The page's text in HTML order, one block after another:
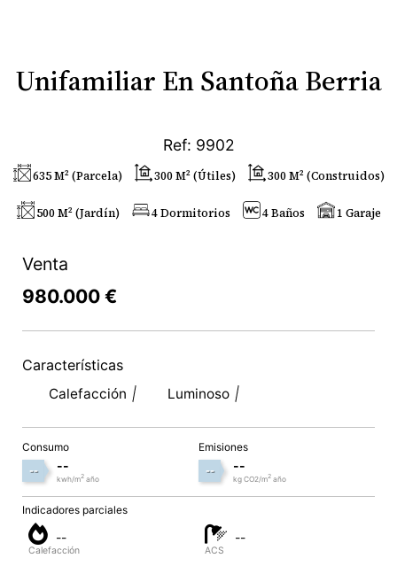
Unifamiliar En Santoña Berria
Ref: 9902
635 M² (parcela) 300 M² (útiles) 300 M² (construidos)
500 M² (jardín) 4 Dormitorios 4 Baños 1 Garaje
Venta
980.000 €
Características
Calefacción Luminoso
Consumo
-- --
kwh/m2año
Emisiones
-- --
kg CO2/m2año
Indicadores parciales
--
Calefacción
--
ACS